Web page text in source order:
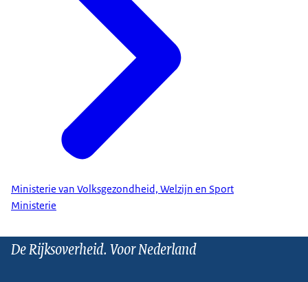
Ministerie van Volksgezondheid, Welzijn en Sport
Ministerie
De Rijksoverheid. Voor Nederland